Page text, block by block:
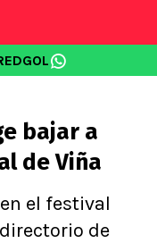
bajar a
de Viña
el festival
de